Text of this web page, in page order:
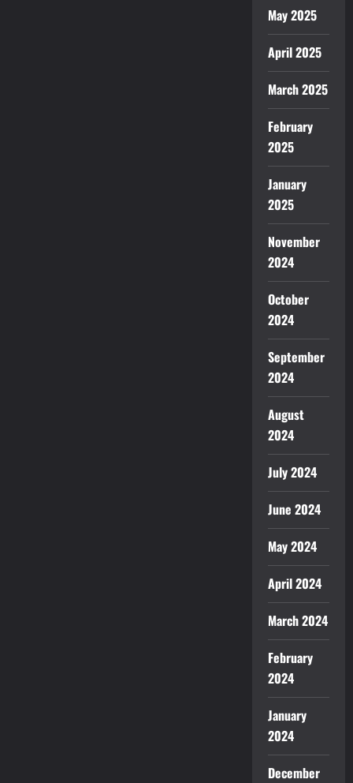
May 2025
April 2025
March 2025
February
2025
January
2025
November
2024
October
2024
September
2024
August
2024
July 2024
June 2024
May 2024
April 2024
March 2024
February
2024
January
2024
December